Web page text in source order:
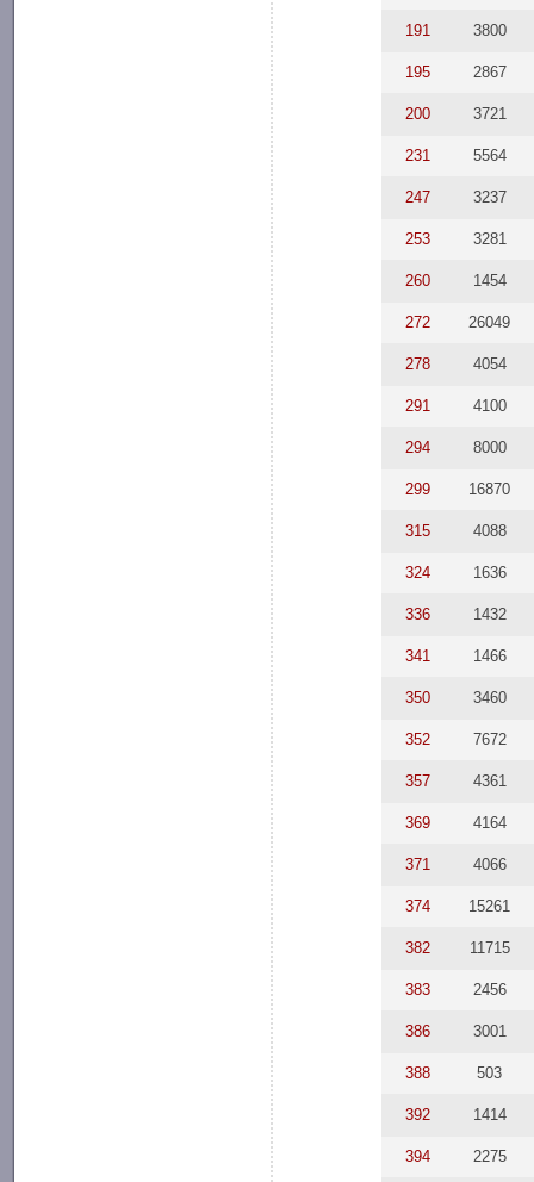
191 3800
195 2867
200 3721
231 5564
247 3237
253 3281
260 1454
272 26049
278 4054
291 4100
294 8000
299 16870
315 4088
324 1636
336 1432
341 1466
350 3460
352 7672
357 4361
369 4164
371 4066
374 15261
382 11715
383 2456
386 3001
388 503
392 1414
394 2275